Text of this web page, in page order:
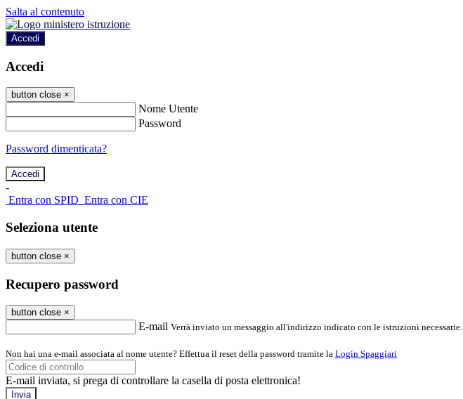
Salta al contenuto
Accedi
Accedi
button close ×
Nome Utente
Password
Password dimenticata?
-
Entra con SPID Entra con CIE
Seleziona utente
button close ×
Recupero password
button close ×
E-mail Verrà inviato un messaggio all'indirizzo indicato con le istruzioni necessarie.
Non hai una e-mail associata al nome utente? Effettua il reset della password tramite la Login Spaggiari
E-mail inviata, si prega di controllare la casella di posta elettronica!